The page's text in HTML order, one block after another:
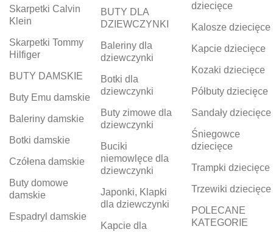
Skarpetki Calvin
Klein
Skarpetki Tommy
Hilfiger
BUTY DAMSKIE
Buty Emu damskie
Baleriny damskie
Botki damskie
Czółena damskie
Buty domowe
damskie
Espadryl damskie
BUTY DLA
DZIEWCZYNKI
Baleriny dla
dziewczynki
Botki dla
dziewczynki
Buty zimowe dla
dziewczynki
Buciki
niemowlęce dla
dziewczynki
Japonki, Klapki
dla dziewczynki
Kapcie dla
dziecięce
Kalosze dziecięce
Kapcie dziecięce
Kozaki dziecięce
Półbuty dziecięce
Sandały dziecięce
Śniegowce
dziecięce
Trampki dziecięce
Trzewiki dziecięce
POLECANE
KATEGORIE